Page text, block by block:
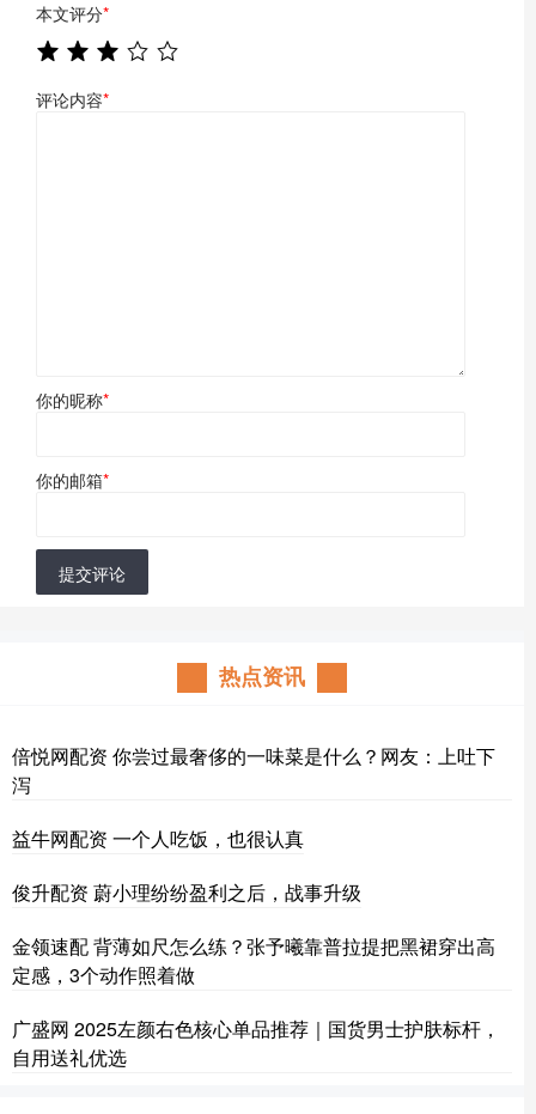
本文评分*
评论内容*
你的昵称*
你的邮箱*
提交评论
热点资讯
倍悦网配资 你尝过最奢侈的一味菜是什么？网友：上吐下
泻
益牛网配资 一个人吃饭，也很认真
俊升配资 蔚小理纷纷盈利之后，战事升级
金领速配 背薄如尺怎么练？张予曦靠普拉提把黑裙穿出高
定感，3个动作照着做
广盛网 2025左颜右色核心单品推荐｜国货男士护肤标杆，
自用送礼优选